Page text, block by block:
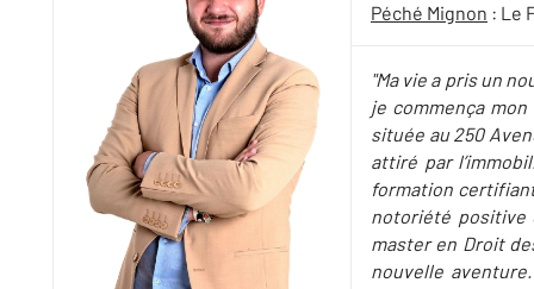
Péché Mignon : Le
"Ma vie a pris un
je commença mon
située au 250
attiré par
formation
notoriété positive
master en Droit
nouvelle